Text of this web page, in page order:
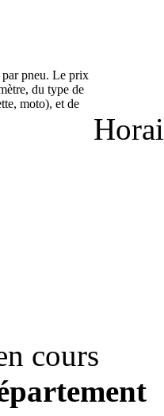
pneu. Le prix
du type de
moto), et de
cours